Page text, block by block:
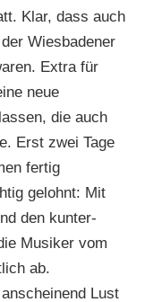
Klar, dass auch
Wiesbadener
Extra für
neue
die auch
Erst zwei Tage
fertig
gelohnt: Mit
den kunter-
Musiker vom
ab.
Lust